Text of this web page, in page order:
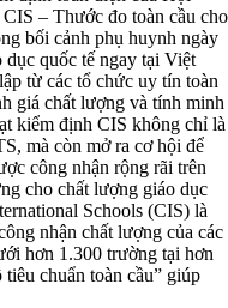
– Thước đo toàn cầu cho
bối cảnh phụ huynh ngày
dục quốc tế ngay tại Việt
từ các tổ chức uy tín toàn
giá chất lượng và tính minh
kiểm định CIS không chỉ là
mà còn mở ra cơ hội để
công nhận rộng rãi trên
cho chất lượng giáo dục
Schools (CIS) là
nhận chất lượng của các
hơn 1.300 trường tại hơn
chuẩn toàn cầu” giúp